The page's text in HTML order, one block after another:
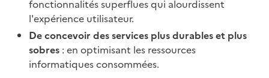
fonctionnalités superflues qui alourdissent
l'expérience utilisateur.
De concevoir des services plus durables et plus
sobres : en optimisant les ressources
informatiques consommées.